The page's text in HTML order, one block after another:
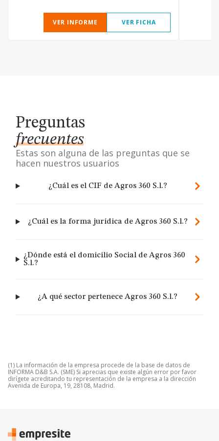
VER INFORME VER FICHA
Preguntas
frecuentes
Estas son alguna de las preguntas que se
hacen nuestros usuarios
¿Cuál es el CIF de Agros 360 S.l.?
¿Cuál es la forma jurídica de Agros 360 S.l.?
¿Dónde está el domicilio Social de Agros 360
S.l.?
¿A qué sector pertenece Agros 360 S.l.?
(1) La información de la empresa procede de la base de datos de
INFORMA D&B S.A. (SME) Si aprecias que existe algún error por favor
dirígete acreditando tu representación de la empresa a la dirección
Avenida de Europa, 19, 28108, Madrid.